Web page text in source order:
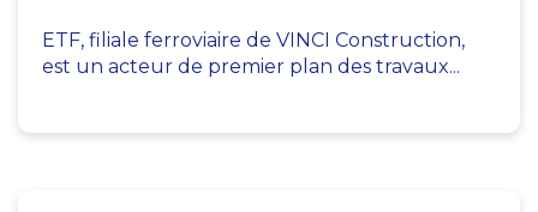
ETF, filiale ferroviaire de VINCI Construction,
est un acteur de premier plan des travaux...